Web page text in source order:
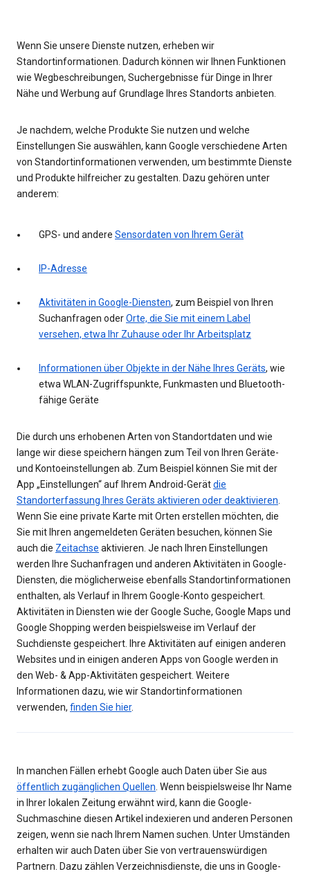
Wenn Sie unsere Dienste nutzen, erheben wir
Standortinformationen. Dadurch können wir Ihnen Funktionen
wie Wegbeschreibungen, Suchergebnisse für Dinge in Ihrer
Nähe und Werbung auf Grundlage Ihres Standorts anbieten.
Je nachdem, welche Produkte Sie nutzen und welche
Einstellungen Sie auswählen, kann Google verschiedene Arten
von Standortinformationen verwenden, um bestimmte Dienste
und Produkte hilfreicher zu gestalten. Dazu gehören unter
anderem:
GPS- und andere Sensordaten von Ihrem Gerät
IP-Adresse
Aktivitäten in Google-Diensten, zum Beispiel von Ihren
Suchanfragen oderOrte, die Sie mit einem Label
versehen, etwa Ihr Zuhause oder Ihr Arbeitsplatz
Informationen über Objekte in der Nähe Ihres Geräts, wie
etwa WLAN-Zugriffspunkte, Funkmasten und Bluetooth-
fähige Geräte
Die durch uns erhobenen Arten von Standortdaten und wie
lange wir diese speichern hängen zum Teil von Ihren Geräte-
und Kontoeinstellungen ab. Zum Beispiel können Sie mit der
App „Einstellungen“ auf Ihrem Android-Gerätdie
Standorterfassung Ihres Geräts aktivieren oder deaktivieren
Wenn Sie eine private Karte mit Orten erstellen möchten, die
Sie mit Ihren angemeldeten Geräten besuchen, können Sie
auch die Zeitachse aktivieren. Je nach Ihren Einstellungen
werden Ihre Suchanfragen und anderen Aktivitäten in Google-
Diensten, die möglicherweise ebenfalls Standortinformationen
enthalten, als Verlauf in Ihrem Google-Konto gespeichert.
Aktivitäten in Diensten wie der Google Suche, Google Maps und
Google Shopping werden beispielsweise im Verlauf der
Suchdienste gespeichert. Ihre Aktivitäten auf einigen anderen
Websites und in einigen anderen Apps von Google werden in
den Web- & App-Aktivitäten gespeichert. Weitere
Informationen dazu, wie wir Standortinformationen
verwenden, finden Sie hier.
In manchen Fällen erhebt Google auch Daten über Sie aus
öffentlich zugänglichen Quellen . Wenn beispielsweise Ihr Name
in Ihrer lokalen Zeitung erwähnt wird, kann die Google-
Suchmaschine diesen Artikel indexieren und anderen Personen
zeigen, wenn sie nach Ihrem Namen suchen. Unter Umständen
erhalten wir auch Daten über Sie von vertrauenswürdigen
Partnern. Dazu zählen Verzeichnisdienste, die uns in Google-